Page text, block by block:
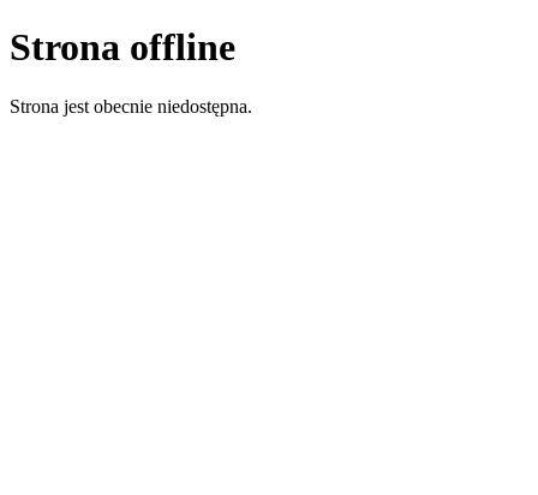
Strona offline
Strona jest obecnie niedostępna.